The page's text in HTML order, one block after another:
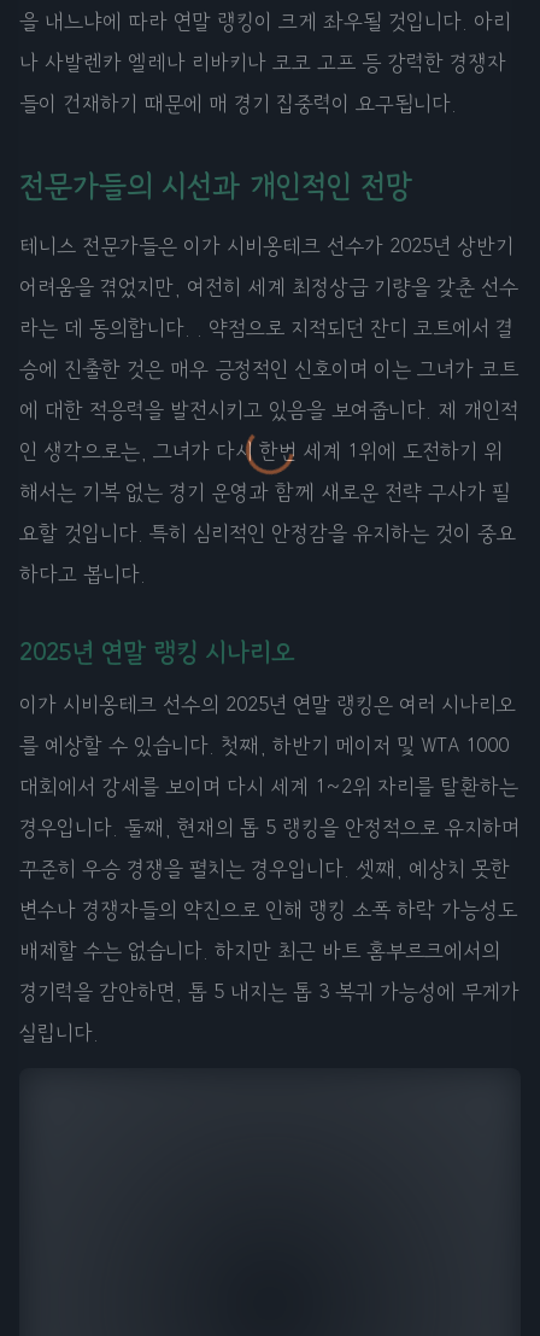
을 내느냐에 따라 연말 랭킹이 크게 좌우될 것입니다. 아리
나 사발렌카 엘레나 리바키나 코코 고프 등 강력한 경쟁자
들이 건재하기 때문에 매 경기 집중력이 요구됩니다.
전문가들의 시선과 개인적인 전망
테니스 전문가들은 이가 시비옹테크 선수가 2025년 상반기
어려움을 겪었지만, 여전히 세계 최정상급 기량을 갖춘 선수
라는 데 동의합니다. . 약점으로 지적되던 잔디 코트에서 결
승에 진출한 것은 매우 긍정적인 신호이며 이는 그녀가 코트
에 대한 적응력을 발전시키고 있음을 보여줍니다. 제 개인적
인 생각으로는, 그녀가 다시 한번 세계 1위에 도전하기 위
해서는 기복 없는 경기 운영과 함께 새로운 전략 구사가 필
요할 것입니다. 특히 심리적인 안정감을 유지하는 것이 중요
하다고 봅니다.
2025년 연말 랭킹 시나리오
이가 시비옹테크 선수의 2025년 연말 랭킹은 여러 시나리오
를 예상할 수 있습니다. 첫째, 하반기 메이저 및 WTA 1000
대회에서 강세를 보이며 다시 세계 1~2위 자리를 탈환하는
경우입니다. 둘째, 현재의 톱 5 랭킹을 안정적으로 유지하며
꾸준히 우승 경쟁을 펼치는 경우입니다. 셋째, 예상치 못한
변수나 경쟁자들의 약진으로 인해 랭킹 소폭 하락 가능성도
배제할 수는 없습니다. 하지만 최근 바트 홈부르크에서의
경기력을 감안하면, 톱 5 내지는 톱 3 복귀 가능성에 무게가
실립니다.